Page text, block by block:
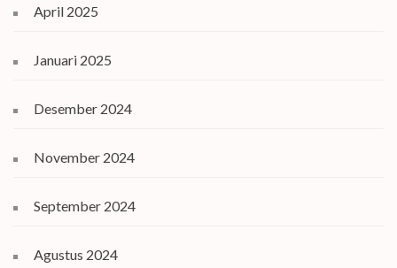
April 2025
Januari 2025
Desember 2024
November 2024
September 2024
Agustus 2024